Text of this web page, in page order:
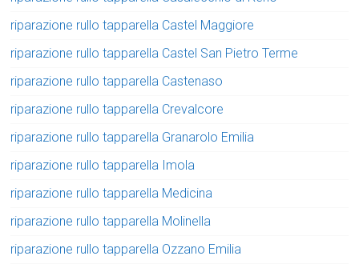
riparazione rullo tapparella Castel Maggiore
riparazione rullo tapparella Castel San Pietro Terme
riparazione rullo tapparella Castenaso
riparazione rullo tapparella Crevalcore
riparazione rullo tapparella Granarolo Emilia
riparazione rullo tapparella Imola
riparazione rullo tapparella Medicina
riparazione rullo tapparella Molinella
riparazione rullo tapparella Ozzano Emilia